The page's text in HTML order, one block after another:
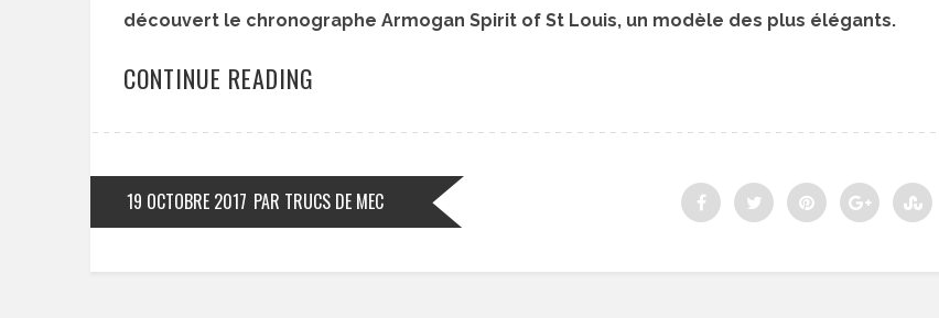
découvert le chronographe Armogan Spirit of St Louis, un modèle des plus élégants.
CONTINUE READING
19 OCTOBRE 2017 PAR TRUCS DE MEC